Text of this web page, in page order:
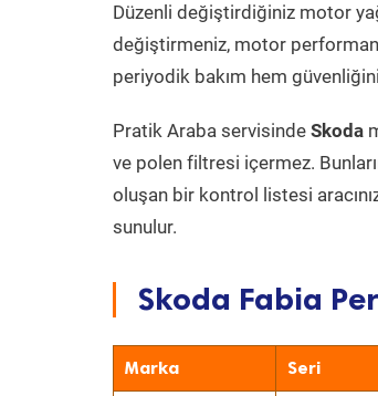
Düzenli değiştirdiğiniz motor
değiştirmeniz, motor
periyodik bakım hem
Pratik Araba servisinde Skoda
ve polen filtresi içermez.
oluşan bir kontrol listesi
sunulur.
Skoda Fabia
Marka Seri